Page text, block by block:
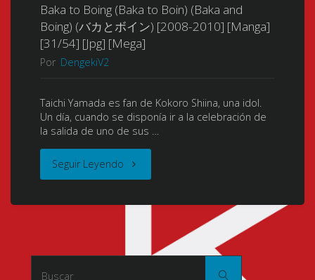
Baka to Boing (Baka to Boin) (Baka and
Boing) (バカとボイン) [2008-2010] [Manga]
[31/54] [Jpg] [Mega]
Por DengekiV2
Taichi Yamada es fan de Kokoro Shiina, una idol.
Un día, cuando se disponía ir a la celebración de
la salida de uno de sus …
Seguir Leyendo "Baka
(Baka
Buscar